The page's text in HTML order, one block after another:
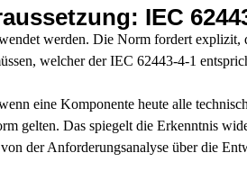
IEC
werden. Die Norm fordert explizit,
welcher der IEC 62443-4-1
eine Komponente heute alle
gelten. Das spiegelt die Erkenntnis
der Anforderungsanalyse über die